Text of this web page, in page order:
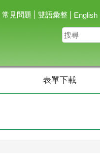
常見問題 雙語彙整 English
表單下載